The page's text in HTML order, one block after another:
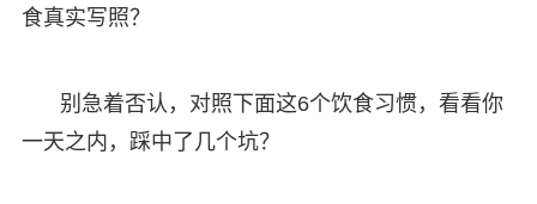
食真实写照？
别急着否认，对照下面这6个饮食习惯，看看你
一天之内，踩中了几个坑？